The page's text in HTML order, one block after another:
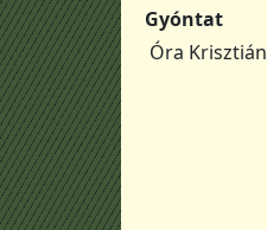
Gyóntat
Óra Krisztián